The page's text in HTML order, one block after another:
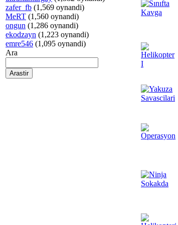
zafer_fb (1,569 oynandi)
MeRT (1,560 oynandi)
ongun (1,286 oynandi)
ekodzayn (1,223 oynandi)
emre546 (1,095 oynandi)
Ara